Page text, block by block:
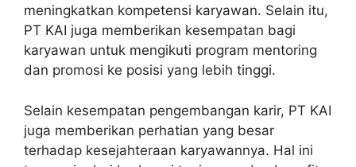
meningkatkan kompetensi karyawan. Selain itu,
PT KAI juga memberikan kesempatan bagi
karyawan untuk mengikuti program mentoring
dan promosi ke posisi yang lebih tinggi.
Selain kesempatan pengembangan karir, PT KAI
juga memberikan perhatian yang besar
terhadap kesejahteraan karyawannya. Hal ini